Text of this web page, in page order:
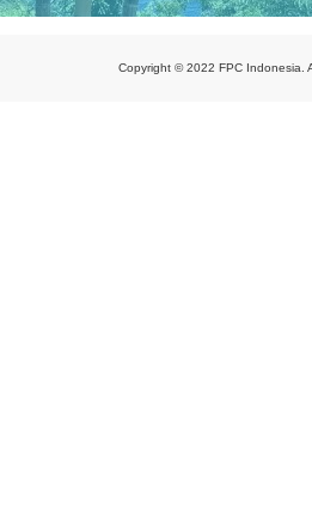
Copyright © 2022 FPC Indonesia.